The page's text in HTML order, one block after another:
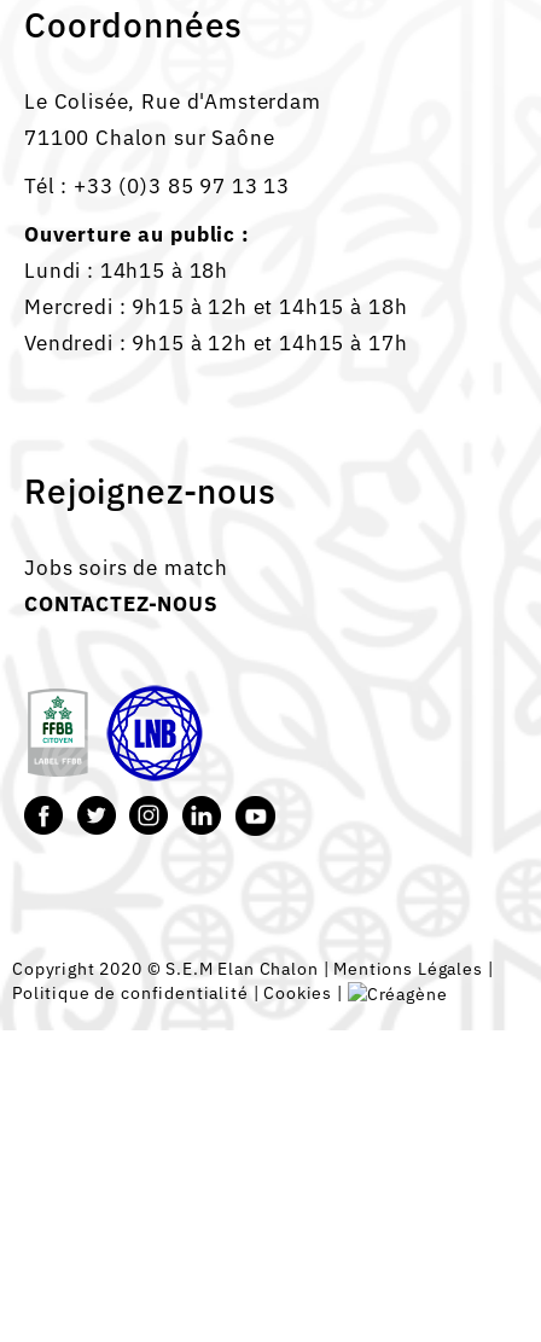
Coordonnées
Le Colisée, Rue d'Amsterdam
71100 Chalon sur Saône
Tél : +33 (0)3 85 97 13 13
Ouverture au public :
Lundi : 14h15 à 18h
Mercredi : 9h15 à 12h et 14h15 à 18h
Vendredi : 9h15 à 12h et 14h15 à 17h
Rejoignez-nous
Jobs soirs de match
CONTACTEZ-NOUS
Copyright 2020 © S.E.M Elan Chalon | Mentions Légales |
Politique de confidentialité |Cookies |